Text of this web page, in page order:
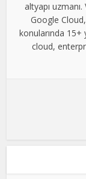
altyapı
Google
konularında
cloud,